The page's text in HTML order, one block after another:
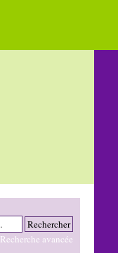
Recherche avancée